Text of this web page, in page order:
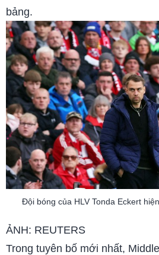
bảng.
Đội bóng của HLV Tonda Eckert
ẢNH: REUTERS
Trong tuyên bố mới nhất,